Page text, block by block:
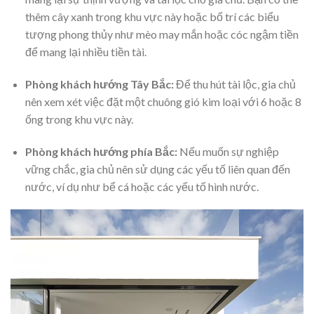
thêm cây xanh trong khu vực này hoặc bố trí các biểu
tượng phong thủy như mèo may mắn hoặc cóc ngậm tiền
để mang lại nhiều tiền tài.
Phòng khách hướng Tây Bắc:Để thu hút tài lộc, gia chủ
nên xem xét việc đặt một chuông gió kim loại với 6 hoặc 8
ống trong khu vực này.
Phòng khách hướng phía Bắc:Nếu muốn sự nghiệp
vững chắc, gia chủ nên sử dụng các yếu tố liên quan đến
nước, ví dụ như bể cá hoặc các yếu tố hình nước.